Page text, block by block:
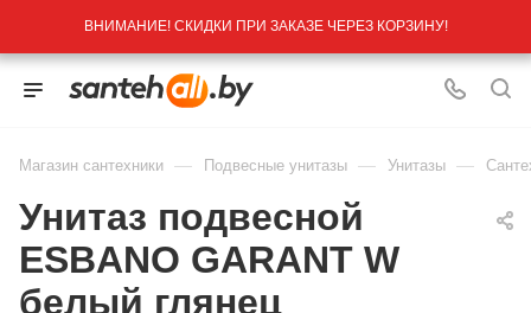
ВНИМАНИЕ! СКИДКИ ПРИ ЗАКАЗЕ ЧЕРЕЗ КОРЗИНУ!
Магазин сантехники — Подвесные унитазы — Унитазы —
Унитаз подвесной
ESBANO GARANT W
белый глянец